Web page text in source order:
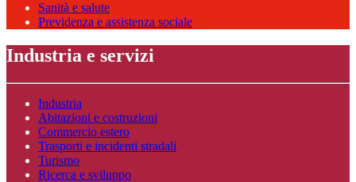
Sanità e salute
Previdenza e assistenza sociale
Industria e servizi
Industria
Abitazioni e costruzioni
Commercio estero
Trasporti e incidenti stradali
Turismo
Ricerca e sviluppo